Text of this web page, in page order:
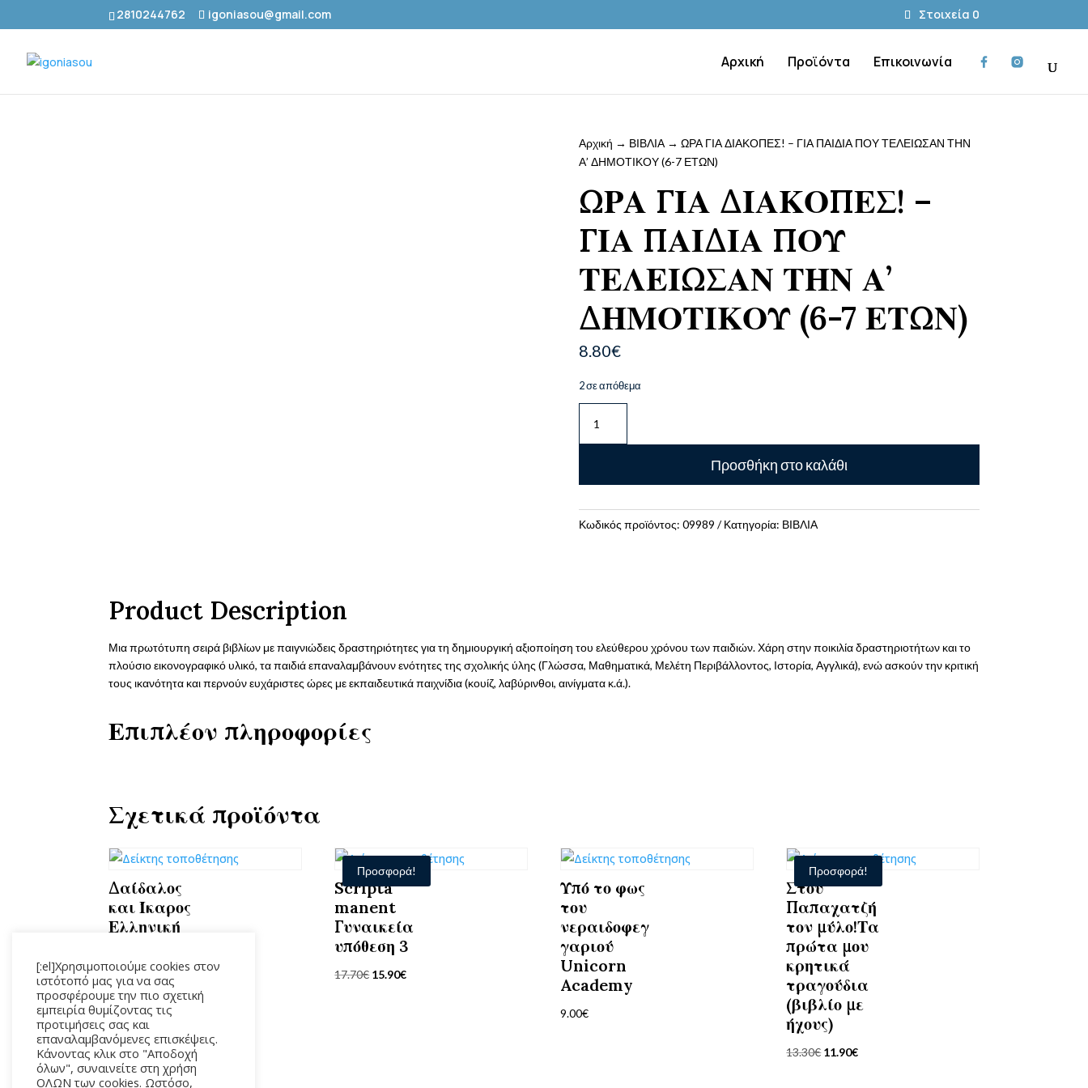
2810244762 igoniasou@gmail.com Στοιχεία 0
Αρχική Προϊόντα Επικοινωνία
Αρχική → ΒΙΒΛΙΑ→ ΩΡΑ ΓΙΑ ΔΙΑΚΟΠΕΣ! – ΓΙΑ ΠΑΙΔΙΑ ΠΟΥ ΤΕΛΕΙΩΣΑΝ ΤΗΝ
Α’ ΔΗΜΟΤΙΚΟΥ (6-7 ΕΤΩΝ)
ΩΡΑ ΓΙΑ ΔΙΑΚΟΠΕΣ! –
ΓΙΑ ΠΑΙΔΙΑ ΠΟΥ
ΤΕΛΕΙΩΣΑΝ ΤΗΝ Α’
ΔΗΜΟΤΙΚΟΥ (6-7 ΕΤΩΝ)
8.80€
2 σε απόθεμα
ΓΙΑ
ΔΙΑΚΟΠΕΣ!
ΓΙΑ
ΠΟΥ
ΕΤΩΝ)
ποσότητα
Προσθήκη στο καλάθι
Κωδικός προϊόντος: 09989 Κατηγορία: ΒΙΒΛΙΑ
Product Description
Μια πρωτότυπη σειρά βιβλίων με παιγνιώδεις δραστηριότητες για τη δημιουργική αξιοποίηση του ελεύθερου χρόνου των παιδιών. Χάρη στην ποικιλία δραστηριοτήτων και το
πλούσιο εικονογραφικό υλικό, τα παιδιά επαναλαμβάνουν ενότητες της σχολικής ύλης (Γλώσσα, Μαθηματικά, Μελέτη Περιβάλλοντος, Ιστορία, Αγγλικά), ενώ ασκούν την κριτική
τους ικανότητα και περνούν ευχάριστες ώρες με εκπαιδευτικά παιχνίδια (κουίζ, λαβύρινθοι, αινίγματα κ.ά.).
Επιπλέον πληροφορίες
Σχετικά προϊόντα
Δαίδαλος
και Ίκαρος
Ελληνική
6.80€
Προσφορά!
Scripta
manent
Γυναικεία
υπόθεση 3
17.70€ Original
15.90€Η
Υπό το φως
του
νεραιδοφεγ
γαριού
Unicorn
Academy
9.00€
Προσφορά!
Στου
Παπαχατζή
τον μύλο!Τα
πρώτα μου
κρητικά
τραγούδια
(βιβλίο με
ήχους)
13.30€ Original
11.90€Η
[:el]Χρησιμοποιούμε cookies στον
ιστότοπό μας για να σας
προσφέρουμε την πιο σχετική
εμπειρία θυμίζοντας τις
προτιμήσεις σας και
επαναλαμβανόμενες επισκέψεις.
Κάνοντας κλικ στο "Αποδοχή
όλων", συναινείτε στη χρήση
ΟΛΩΝ των cookies. Ωστόσο,